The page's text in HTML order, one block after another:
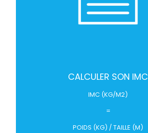
CALCULER SON IMC
IMC (KG/M2)
=
POIDS (KG) / TAILLE (M)